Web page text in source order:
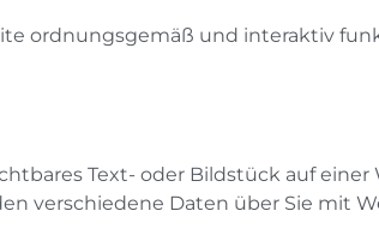
ordnungsgemäß und interaktiv
Text- oder Bildstück auf
verschiedene Daten über Sie mit